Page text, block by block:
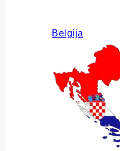
Belgija